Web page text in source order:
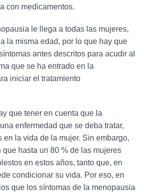
con medicamentos.
le llega a todas las mujeres,
la misma edad, por lo que hay que
antes descritos para acudir al
que se ha entrado en la
iniciar el tratamiento
que tener en cuenta que la
enfermedad que se deba tratar,
en la vida de la mujer. Sin embargo,
que hasta un 80 % de las mujeres
en estos años, tanto que, en
condicionar su vida. Por eso, en
que los síntomas de la menopausia